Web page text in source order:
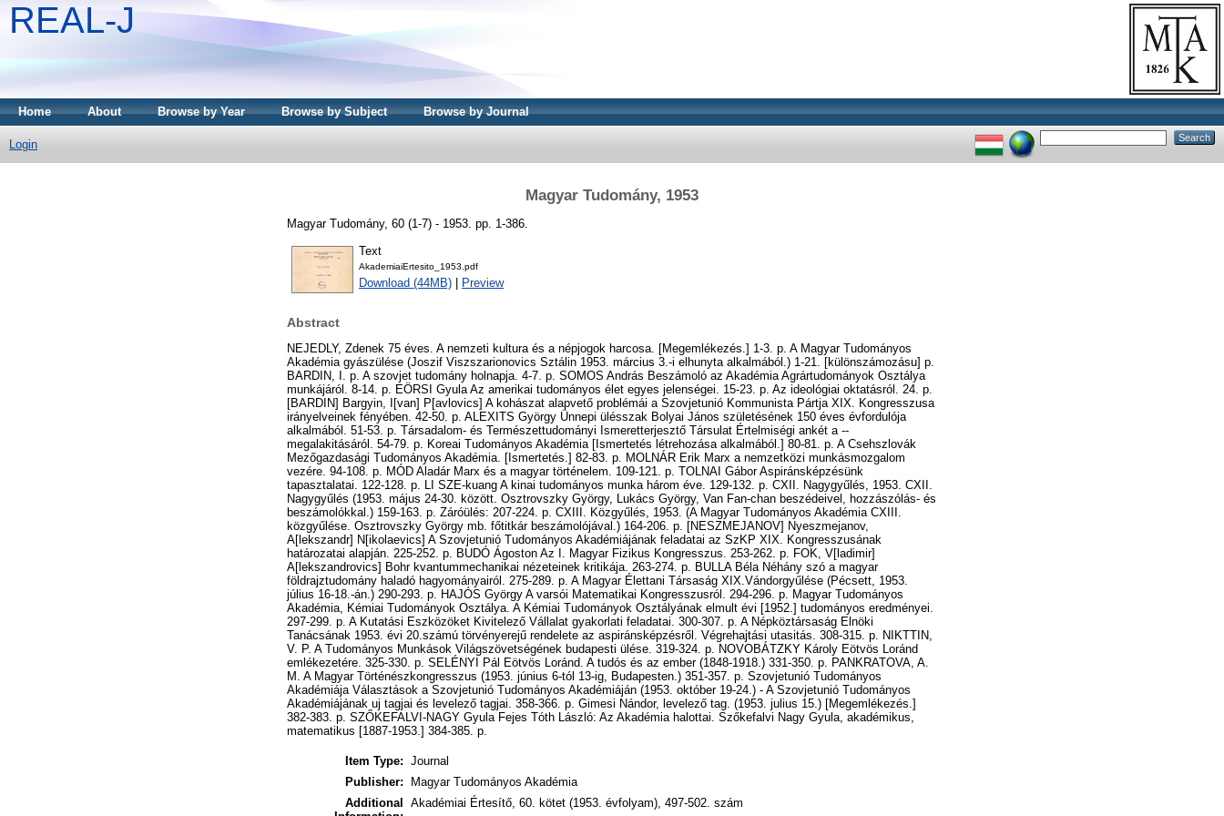
REAL-J
Home About Browse by Year Browse by Subject Browse by Journal
Login
Magyar Tudomány, 1953
Magyar Tudomány, 60 (1-7) - 1953. pp. 1-386.
Text
AkademiaiErtesito_1953.pdf
Download (44MB) Preview
Abstract
NEJEDLY, Zdenek 75 éves. A nemzeti kultura és a népjogok harcosa. [Megemlékezés.] 1-3. p. A Magyar Tudományos
Akadémia gyászülése (Joszif Viszszarionovics Sztálin 1953. március 3.-i elhunyta alkalmából.) 1-21. [különszámozásu] p.
BARDIN, I. p. A szovjet tudomány holnapja. 4-7. p. SOMOS András Beszámoló az Akadémia Agrártudományok Osztálya
munkájáról. 8-14. p. EÖRSI Gyula Az amerikai tudományos élet egyes jelenségei. 15-23. p. Az ideológiai oktatásról. 24. p.
[BARDIN] Bargyin, I[van] P[avlovics] A kohászat alapvető problémái a Szovjetunió Kommunista Pártja XIX. Kongresszusa
irányelveinek fényében. 42-50. p. ALEXITS György Ünnepi ülésszak Bolyai János születésének 150 éves évfordulója
alkalmából. 51-53. p. Társadalom- és Természettudományi Ismeretterjesztő Társulat Értelmiségi ankét a --
megalakitásáról. 54-79. p. Koreai Tudományos Akadémia [Ismertetés létrehozása alkalmából.] 80-81. p. A Csehszlovák
Mezőgazdasági Tudományos Akadémia. [Ismertetés.] 82-83. p. MOLNÁR Erik Marx a nemzetközi munkásmozgalom
vezére. 94-108. p. MÓD Aladár Marx és a magyar történelem. 109-121. p. TOLNAI Gábor Aspiránsképzésünk
tapasztalatai. 122-128. p. LI SZE-kuang A kinai tudományos munka három éve. 129-132. p. CXII. Nagygyűlés, 1953. CXII.
Nagygyűlés (1953. május 24-30. között. Osztrovszky György, Lukács György, Van Fan-chan beszédeivel, hozzászólás- és
beszámolókkal.) 159-163. p. Záróülés: 207-224. p. CXIII. Közgyűlés, 1953. (A Magyar Tudományos Akadémia CXIII.
közgyűlése. Osztrovszky György mb. főtitkár beszámolójával.) 164-206. p. [NESZMEJANOV] Nyeszmejanov,
A[lekszandr] N[ikolaevics] A Szovjetunió Tudományos Akadémiájának feladatai az SzKP XIX. Kongresszusának
határozatai alapján. 225-252. p. BUDÓ Ágoston Az I. Magyar Fizikus Kongresszus. 253-262. p. FOK, V[ladimir]
A[lekszandrovics] Bohr kvantummechanikai nézeteinek kritikája. 263-274. p. BULLA Béla Néhány szó a magyar
földrajztudomány haladó hagyományairól. 275-289. p. A Magyar Élettani Társaság XIX.Vándorgyűlése (Pécsett, 1953.
július 16-18.-án.) 290-293. p. HAJÓS György A varsói Matematikai Kongresszusról. 294-296. p. Magyar Tudományos
Akadémia, Kémiai Tudományok Osztálya. A Kémiai Tudományok Osztályának elmult évi [1952.] tudományos eredményei.
297-299. p. A Kutatási Eszközöket Kivitelező Vállalat gyakorlati feladatai. 300-307. p. A Népköztársaság Elnöki
Tanácsának 1953. évi 20.számú törvényerejű rendelete az aspiránsképzésről. Végrehajtási utasitás. 308-315. p. NIKTTIN,
V. P. A Tudományos Munkások Világszövetségének budapesti ülése. 319-324. p. NOVOBÁTZKY Károly Eötvös Loránd
emlékezetére. 325-330. p. SELÉNYI Pál Eötvös Loránd. A tudós és az ember (1848-1918.) 331-350. p. PANKRATOVA, A.
M. A Magyar Történészkongresszus (1953. június 6-tól 13-ig, Budapesten.) 351-357. p. Szovjetunió Tudományos
Akadémiája Választások a Szovjetunió Tudományos Akadémiáján (1953. október 19-24.) - A Szovjetunió Tudományos
Akadémiájának uj tagjai és levelező tagjai. 358-366. p. Gimesi Nándor, levelező tag. (1953. julius 15.) [Megemlékezés.]
382-383. p. SZŐKEFALVI-NAGY Gyula Fejes Tóth László: Az Akadémia halottai. Szőkefalvi Nagy Gyula, akadémikus,
matematikus [1887-1953.] 384-385. p.
Item Type: Journal
Publisher:
Magyar Tudományos Akadémia
Additional Akadémiai Értesítő, 60. kötet (1953. évfolyam), 497-502. szám